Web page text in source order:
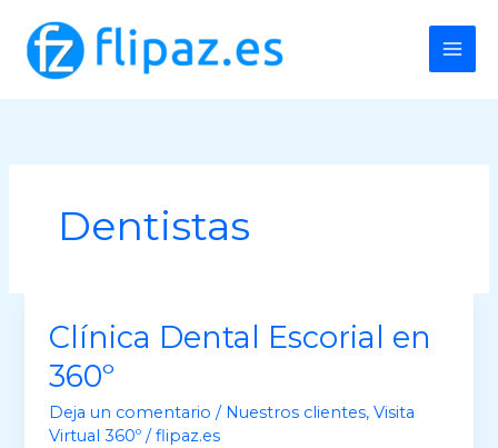
contenido
Dentistas
Clínica Dental Escorial en
360º
Deja un comentario / Nuestros clientes,Visita
Virtual 360º /flipaz.es